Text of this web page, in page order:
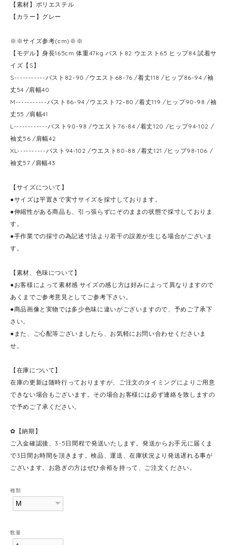
【素材】ポリエステル
【カラー】グレー
※※サイズ参考(cm)※※
【モデル】身長165cm 体重47kg バスト82 ウエスト65 ヒップ84 試着サ
イズ【S】
S-----------バスト82-90 /ウエスト68-76 /着丈118 /ヒップ86-94 /袖
丈54 /肩幅40
M-----------バスト86-94 /ウエスト72-80 /着丈119 /ヒップ90-98 /袖
丈55 /肩幅41
L------------バスト90-98 /ウエスト76-84 /着丈120 /ヒップ94-102 /
袖丈56 /肩幅42
XL----------バスト94-102 /ウエスト80-88 /着丈121 /ヒップ98-106 /
袖丈57 /肩幅43
【サイズについて】
●サイズは平置きで実寸サイズを採寸しております。
●伸縮性がある商品も、引っ張らずにぞのままの状態で採寸しておりま
す。
●手作業での採寸の為記述寸法より若干の誤差が生じる場合がございま
す。
【素材、色味について】
●お客様によって素材感·サイズの感じ方は好みによって異なりますので
あくまでご参考意見としてご参考下さい。
●商品画像と実物では多少色味に違いがございますので、予めご了承下
さい。
●また、ご心配等ございましたら、お気軽にお問い合わせくださいま
せ。
【在庫について】
在庫の更新は随時行っておりますが、ご注文のタイミングによりご用意
できない場合もございます。その場合お客様には必ず連絡を致しますの
で予めご了承ください。
✿【納期】
ご入金確認後、3-5日間程で発送いたします。発送からお手元に届くま
で3日間お時間を頂きます。検品、運送、在庫状況より発送遅れる事が
ございます。お急ぎの方はぜひ余裕を持って、ご注文ください。
種類
数量